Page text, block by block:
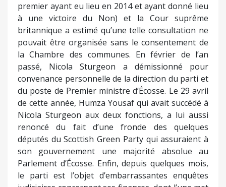
premier ayant eu lieu en 2014 et ayant donné lieu
à une victoire du Non) et la Cour suprême
britannique a estimé qu’une telle consultation ne
pouvait être organisée sans le consentement de
la Chambre des communes. En février de l’an
passé, Nicola Sturgeon a démissionné pour
convenance personnelle de la direction du parti et
du poste de Premier ministre d’Écosse. Le 29 avril
de cette année, Humza Yousaf qui avait succédé à
Nicola Sturgeon aux deux fonctions, a lui aussi
renoncé du fait d’une fronde des quelques
députés du Scottish Green Party qui assuraient à
son gouvernement une majorité absolue au
Parlement d’Écosse. Enfin, depuis quelques mois,
le parti est l’objet d’embarrassantes enquêtes